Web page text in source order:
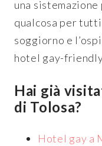
una
qualcosa per
soggiorno e
hotel gay-
Hai già
di Tolosa?
Hotel gay a